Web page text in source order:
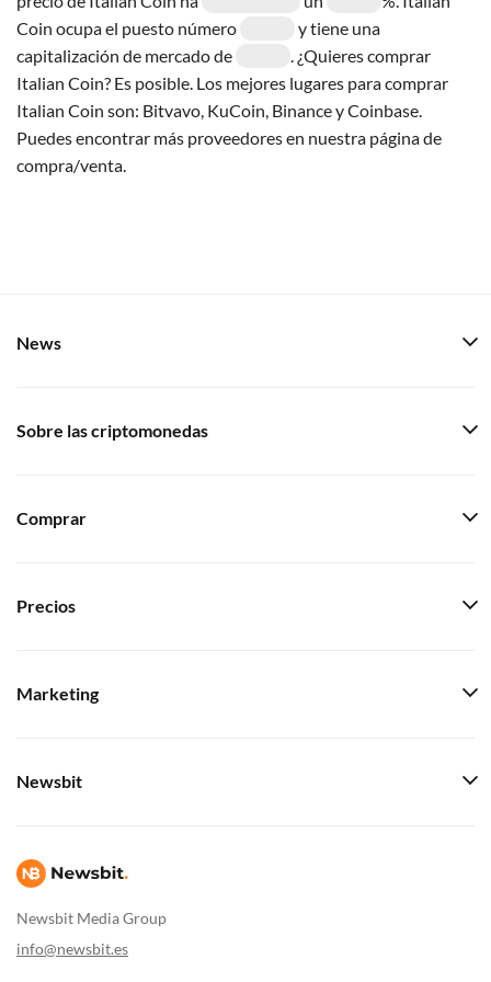
Coin ocupa el puesto número
y tiene una
capitalización de mercado de
. ¿Quieres comprar
Italian Coin? Es posible. Los mejores lugares para comprar
Italian Coin son: Bitvavo, KuCoin, Binance y Coinbase.
Puedes encontrar más proveedores en nuestra página de
compra/venta.
Newsbit Media Group
info@newsbit.es
News
Sobre las criptomonedas
Comprar
Precios
Marketing
Newsbit